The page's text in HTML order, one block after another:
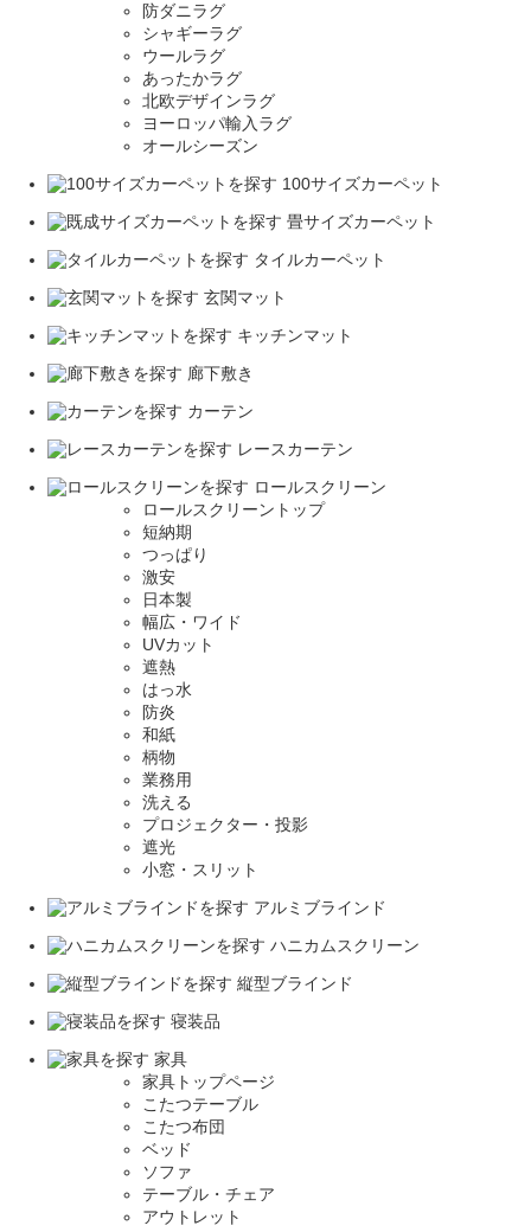
防ダニラグ
シャギーラグ
ウールラグ
あったかラグ
北欧デザインラグ
ヨーロッパ輸入ラグ
オールシーズン
100サイズカーペット
畳サイズカーペット
タイルカーペット
玄関マット
キッチンマット
廊下敷き
カーテン
レースカーテン
ロールスクリーン
ロールスクリーントップ
短納期
つっぱり
激安
日本製
幅広・ワイド
UVカット
遮熱
はっ水
防炎
和紙
柄物
業務用
洗える
プロジェクター・投影
遮光
小窓・スリット
アルミブラインド
ハニカムスクリーン
縦型ブラインド
寝装品
家具
家具トップページ
こたつテーブル
こたつ布団
ベッド
ソファ
テーブル・チェア
アウトレット